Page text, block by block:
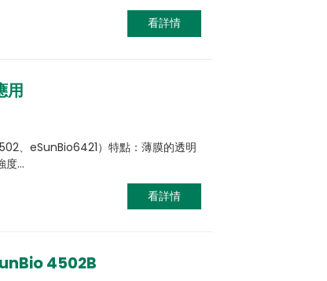
看詳情
用
、eSunBio6421）特點：薄膜的透明
度…
看詳情
4502B